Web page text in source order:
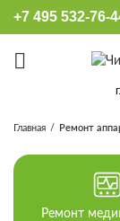
+7 495 532-76-
Главная Ремонт
Ремонт